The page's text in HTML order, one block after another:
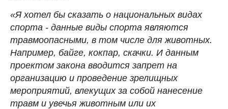
«Я хотел бы сказать о национальных видах
спорта - данные виды спорта являются
травмоопасными, в том числе для животных.
Например, байге, кокпар, скачки. И данным
проектом закона вводится запрет на
организацию и проведение зрелищных
мероприятий, влекущих за собой нанесение
травм и увечья животным или их